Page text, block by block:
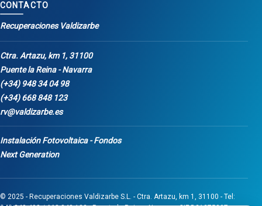
CONTACTO
Recuperaciones Valdizarbe
Ctra. Artazu, km 1, 31100
Puente la Reina - Navarra
(+34) 948 34 04 98
(+34) 668 848 123
rv@valdizarbe.es
Instalación Fotovoltaica - Fondos
Next Generation
© 2025 - Recuperaciones Valdizarbe S.L. - Ctra. Artazu, km 1, 31100 - Tel: